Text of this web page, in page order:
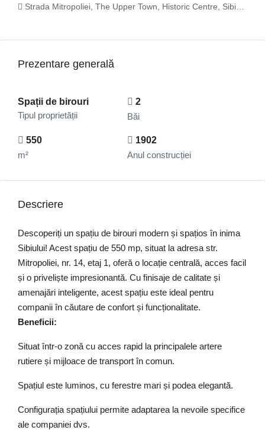
Strada Mitropoliei, The Upper Town, Historic Centre, Sibiu, 550179, Romania
Prezentare generală
Spații de birouri
Tipul proprietății
2
Băi
550
m²
1902
Anul construcției
Descriere
Descoperiți un spațiu de birouri modern și spațios în inima
Sibiului! Acest spațiu de 550 mp, situat la adresa str.
Mitropoliei, nr. 14, etaj 1, oferă o locație centrală, acces facil
și o priveliște impresionantă. Cu finisaje de calitate și
amenajări inteligente, acest spațiu este ideal pentru
companii în căutare de confort și funcționalitate.
Beneficii:
Situat într-o zonă cu acces rapid la principalele artere
rutiere și mijloace de transport în comun.
Spațiul este luminos, cu ferestre mari și podea elegantă.
Configurația spațiului permite adaptarea la nevoile specifice
ale companiei dvs.